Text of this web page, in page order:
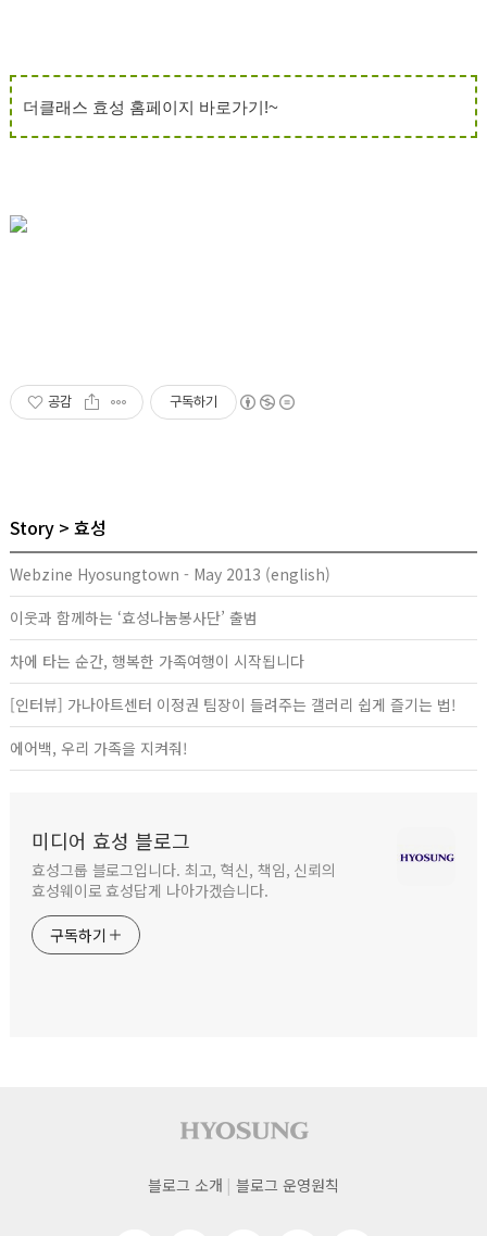
더클래스 효성 홈페이지 바로가기!~
공감 구독하기
Story 효성
Webzine Hyosungtown - May 2013 (english)
이웃과 함께하는 ‘효성나눔봉사단’ 출범
차에 타는 순간, 행복한 가족여행이 시작됩니다
[인터뷰] 가나아트센터 이정권 팀장이 들려주는 갤러리 쉽게 즐기는 법!
에어백, 우리 가족을 지켜줘!
미디어 효성 블로그
효성그룹 블로그입니다. 최고, 혁신, 책임, 신뢰의
효성웨이로 효성답게 나아가겠습니다.
구독하기
사이트 푸터
푸터
블로그 소개 블로그 운영원칙